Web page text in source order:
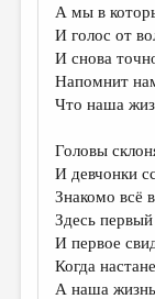
ПРАВИЛА
ОТДЕЛЫ И РУБРИКИ
ИЗБРАННОЕ
ПЕРЕВОДЫ
КОНКУРСЫ
ДЕТСКАЯ
А мы в
И голос от
И снова
Напомнит
Что наша
Головы
И девчонки
Знакомо всё
Здесь
И первое
Когда
А наша